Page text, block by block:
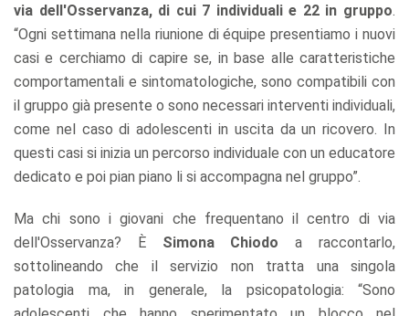
via dell'Osservanza, di cui 7 individuali e 22 in gruppo.
“Ogni settimana nella riunione di équipe presentiamo i nuovi
casi e cerchiamo di capire se, in base alle caratteristiche
comportamentali e sintomatologiche, sono compatibili con
il gruppo già presente o sono necessari interventi individuali,
come nel caso di adolescenti in uscita da un ricovero. In
questi casi si inizia un percorso individuale con un educatore
dedicato e poi pian piano li si accompagna nel gruppo”.
Ma chi sono i giovani che frequentano il centro di via
dell'Osservanza? È Simona Chiodo a raccontarlo,
sottolineando che il servizio non tratta una singola
patologia ma, in generale, la psicopatologia: “Sono